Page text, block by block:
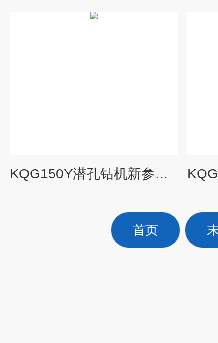
KQG150Y潜孔钻机新参数-高风压履带式潜孔钻机
首页